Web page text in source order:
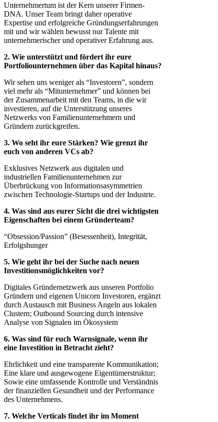
Unternehmertum ist der Kern unserer Firmen-
DNA. Unser Team bringt daher operative
Expertise und erfolgreiche Gründungserfahrungen
mit und wir wählen bewusst nur Talente mit
unternehmerischer und operativer Erfahrung aus.
2. Wie unterstützt und fördert ihr eure
Portfoliounternehmen über das Kapital hinaus?
Wir sehen uns weniger als “Investoren”, sondern
viel mehr als “Mitunternehmer” und können bei
der Zusammenarbeit mit den Teams, in die wir
investieren, auf die Unterstützung unseres
Netzwerks von Familienunternehmern und
Gründern zurückgreifen.
3. Wo seht ihr eure Stärken? Wie grenzt ihr
euch von anderen VCs ab?
Exklusives Netzwerk aus digitalen und
industriellen Familienunternehmen zur
Überbrückung von Informationsasymmetrien
zwischen Technologie-Startups und der Industrie.
4. Was sind aus eurer Sicht die drei wichtigsten
Eigenschaften bei einem Gründerteam?
“Obsession/Passion” (Besessenheit), Integrität,
Erfolgshunger
5. Wie geht ihr bei der Suche nach neuen
Investitionsmöglichkeiten vor?
Digitales Gründernetzwerk aus unseren Portfolio
Gründern und eigenen Unicorn Investoren, ergänzt
durch Austausch mit Business Angeln aus lokalen
Clustern; Outbound Sourcing durch intensive
Analyse von Signalen im Ökosystem
6. Was sind für euch Warnsignale, wenn ihr
eine Investition in Betracht zieht?
Ehrlichkeit und eine transparente Kommunikation;
Eine klare und ausgewogene Eigentümerstruktur;
Sowie eine umfassende Kontrolle und Verständnis
der finanziellen Gesundheit und der Performance
des Unternehmens.
7. Welche Verticals findet ihr im Moment